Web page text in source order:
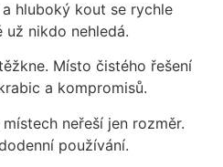
hluboký kout se rychle
už nikdo nehledá.
Místo čistého řešení
a kompromisů.
neřeší jen rozměr.
používání.